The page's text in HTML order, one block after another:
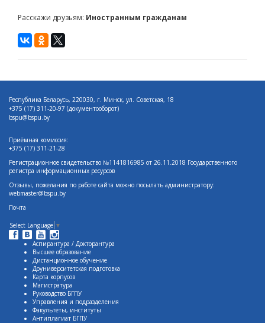
Расскажи друзьям: Иностранным гражданам
Республика Беларусь, 220030, г. Минск, ул. Советская, 18
+375 (17) 311-20-97 (документооборот)
bspu@bspu.by
Приёмная комиссия:
+375 (17) 311-21-28
Регистрационное свидетельство №1141816985 от 26.11.2018 Государственного
регистра информационных ресурсов
Отзывы, пожелания по работе сайта можно посылать администратору:
webmaster@bspu.by
Почта
Select Language ▼
Аспирантура / Докторантура
Высшее образование
Дистанционное обучение
Доуниверситетская подготовка
Карта корпусов
Магистратура
Руководство БГПУ
Управления и подразделения
Факультеты, институты
Антиплагиат БГПУ